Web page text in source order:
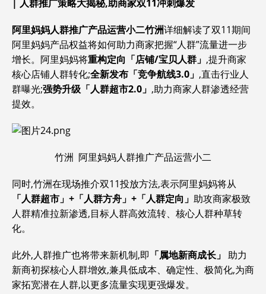
人群推广策略大揭秘,助商家双11冲刺爆发
阿里妈妈人群推广产品运营小二竹洲详细解读了双11期间
阿里妈妈产品权益将如何助力商家把握“人群”流量进一步
增长。阿里妈妈将重构定向「店铺/宝贝人群」 ,提升商家
核心店铺人群转化;全新发布「竞争航线3.0」 ,直击行业人
群曝光;强势升级「人群超市2.0」 ,助力商家人群渗透经营
提效。
竹洲 阿里妈妈人群推广产品运营小二
同时,竹洲在现场推介双11投放方法,表示阿里妈妈将从
「人群超市」+「人群方舟」+「人群定向」 助攻商家极致
人群精准拉新渗透,目标人群高效流转、核心人群种草转
化。
此外,人群推广也将带来新机制,即 「属地新商成长」 助力
新商初探核心人群增效,兼具低成本、确定性、极简化,为商
家拓宽潜在人群,以更多流量实现更强爆发。